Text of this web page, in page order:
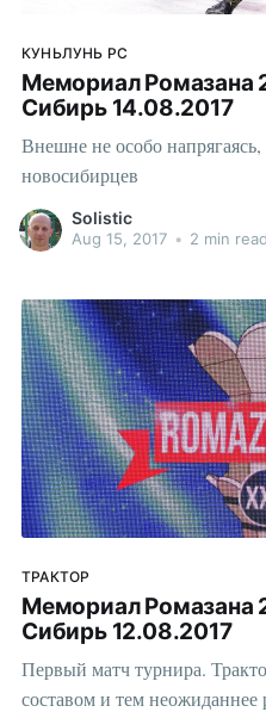
КУНЬЛУНЬ РС
Мемориал Ромазана
Сибирь 14.08.2017
Внешне не особо
новосибирцев
Solistic
Aug 15, 2017 • 2 min read
ТРАКТОР
Мемориал Ромазана
Сибирь 12.08.2017
Первый матч турнира.
составом и тем неожиданнее